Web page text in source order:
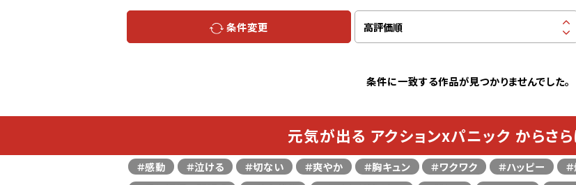
条件変更
条件に一致する作品が見つかりませんでした。
元気が出る アクションxパニック からさ
＃感動 ＃泣ける ＃切ない ＃爽やか ＃胸キュン ＃ワクワク ＃ハッピー